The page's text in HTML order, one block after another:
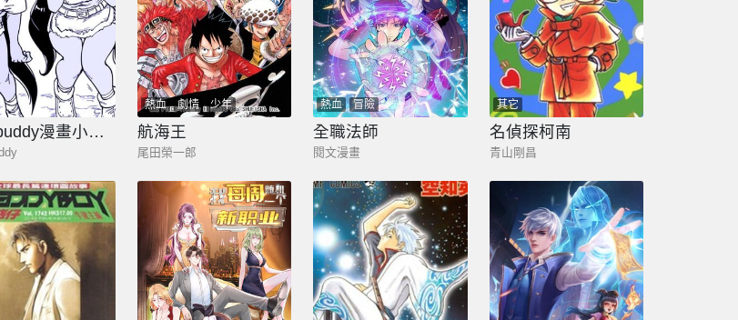
Baalbuddy漫畫小短篇
熱血 劇情 少年
航海王
尾田榮一郎
熱血 冒險
全職法師
閱文漫畫
其它
名偵探柯南
青山剛昌